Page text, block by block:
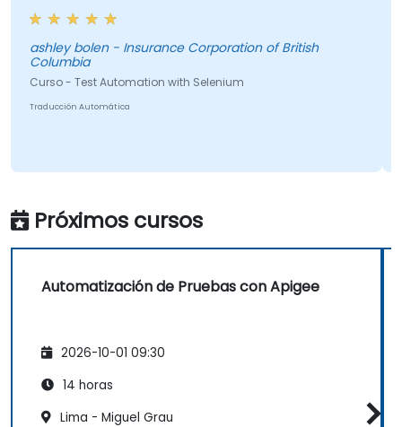
ashley bolen - Insurance Corporation of British
Columbia
Curso - Test Automation with Selenium
Traducción Automática
Próximos cursos
Automatización de Pruebas con Apigee
2026-10-01 09:30
14 horas
Lima - Miguel Grau